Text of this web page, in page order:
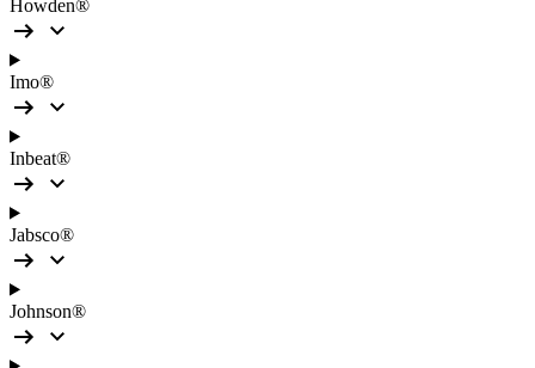
Howden®
Imo®
Inbeat®
Jabsco®
Johnson®